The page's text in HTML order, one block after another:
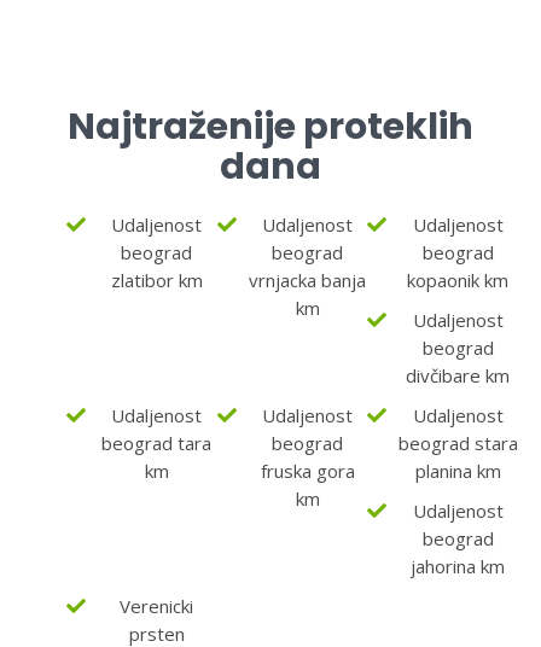
Najtraženije proteklih
dana
Udaljenost
beograd
zlatibor km
Udaljenost
beograd
vrnjacka banja
km
Udaljenost
beograd
kopaonik km
Udaljenost
beograd
divčibare km
Udaljenost
beograd tara
km
Udaljenost
beograd
fruska gora
km
Udaljenost
beograd stara
planina km
Udaljenost
beograd
jahorina km
Verenicki
prsten